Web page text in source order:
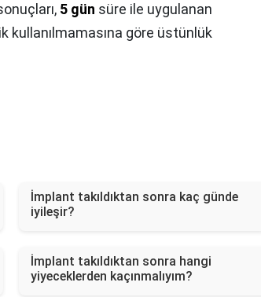
5 gün süre ile uygulanan
göre üstünlük
İmplant takıldıktan sonra kaç günde
iyileşir?
İmplant takıldıktan sonra hangi
yiyeceklerden kaçınmalıyım?